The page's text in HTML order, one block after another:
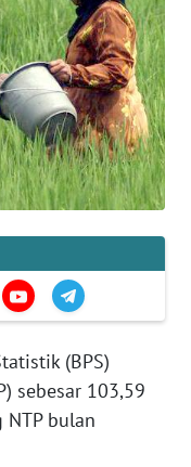
(BPS)
sebesar 103,59
bulan